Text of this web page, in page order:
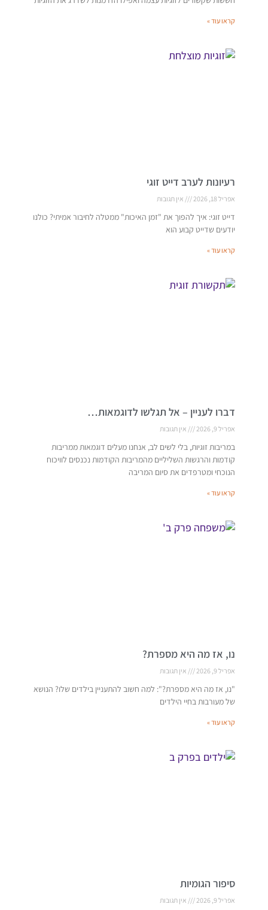
קראו עוד »
רעיונות לערב דייט זוגי
אפריל 18, 2026 אין תגובות
דייט זוגי: איך להפוך את "זמן האיכות" ממטלה לחיבור אמיתי? כולנו
יודעים שדייט קבוע הוא
קראו עוד »
דברו לעניין – אל תגלשו לדוגמאות…
אפריל 9, 2026 אין תגובות
במריבות זוגיות, בלי לשים לב, אנחנו מעלים דוגמאות ממריבות
קודמות והרגשות השליליים מהמריבות הקודמות נכנסים לוויכוח
הנוכחי ומטרפדים את סיום המריבה
קראו עוד »
נו, אז מה היא מספרת?
אפריל 9, 2026 אין תגובות
"נו, אז מה היא מספרת?": למה חשוב להתעניין בילדים שלו? הנושא
של מעורבות בחיי הילדים
קראו עוד »
סיפור הגומיות
אפריל 9, 2026 אין תגובות